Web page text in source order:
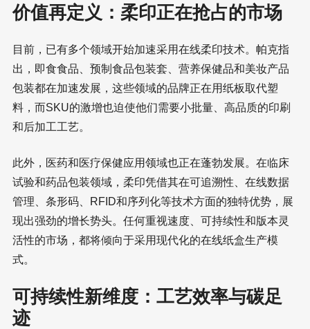
价值再定义：柔印正在抢占的市场
目前，已有多个领域开始加速采用在线柔印技术。帕克指
出，即食食品、预制食品包装套、营养保健品和美妆产品
包装都在加速发展，这些领域的品牌正在用纸板取代塑
料，而SKU的激增也迫使他们需要小批量、高品质的印刷
和后加工工艺。
此外，医药和医疗保健应用领域也正在蓬勃发展。在临床
试验和药品包装领域，柔印凭借其在可追溯性、在线数据
管理、条形码、RFID和序列化等技术方面的独特优势，展
现出强劲的增长势头。任何重视速度、可持续性和版本灵
活性的市场，都将倾向于采用现代化的在线纸盒生产模
式。
可持续性新维度：工艺效率与碳足
迹